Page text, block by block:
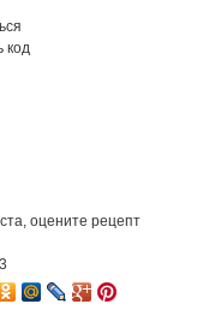
код
оцените рецепт